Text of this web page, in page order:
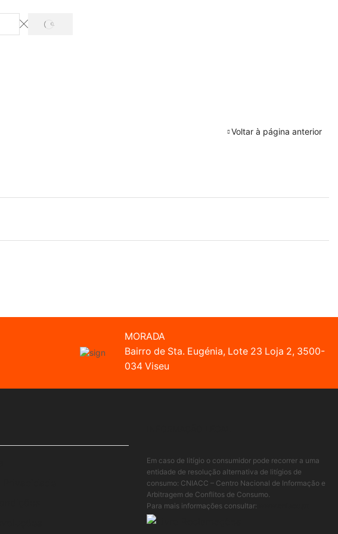
PROCURAR
Voltar à página anterior
MORADA
Bairro de Sta. Eugénia, Lote 23 Loja 2, 3500-
034 Viseu
Em caso de litígio o consumidor pode recorrer a uma
entidade de resolução alternativa de litígios de
consumo: CNIACC – Centro Nacional de Informação e
Arbitragem de Conflitos de Consumo.
Para mais informações consultar: